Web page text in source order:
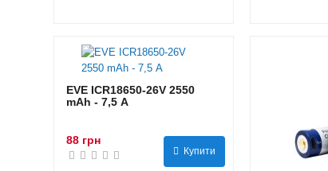
EVE ICR18650-26V 2550
mAh - 7,5 А
88 грн
Купити